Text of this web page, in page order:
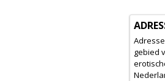
gebied